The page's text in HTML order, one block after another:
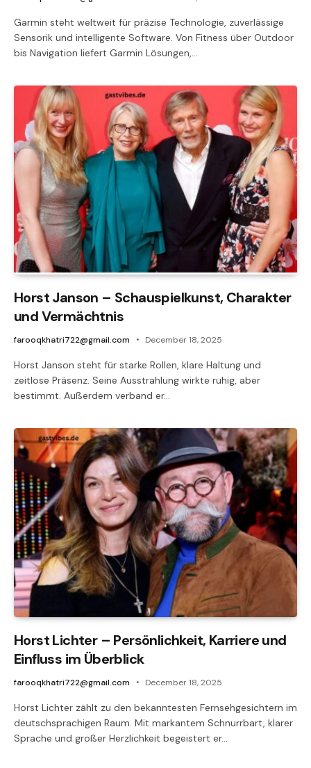
Garmin steht weltweit für präzise Technologie, zuverlässige
Sensorik und intelligente Software. Von Fitness über Outdoor
bis Navigation liefert Garmin Lösungen,…
Horst Janson – Schauspielkunst, Charakter
und Vermächtnis
farooqkhatri722@gmail.com December 18, 2025
Horst Janson steht für starke Rollen, klare Haltung und
zeitlose Präsenz. Seine Ausstrahlung wirkte ruhig, aber
bestimmt. Außerdem verband er…
Horst Lichter – Persönlichkeit, Karriere und
Einfluss im Überblick
farooqkhatri722@gmail.com December 18, 2025
Horst Lichter zählt zu den bekanntesten Fernsehgesichtern im
deutschsprachigen Raum. Mit markantem Schnurrbart, klarer
Sprache und großer Herzlichkeit begeistert er…